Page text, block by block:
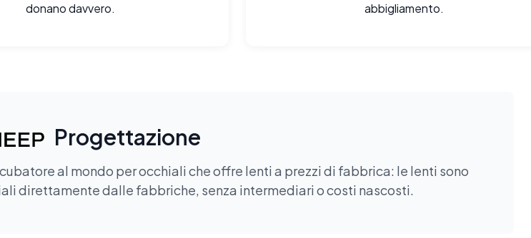
donano davvero.
abbigliamento.
Progettazione
al mondo per occhiali che offre lenti a prezzi di fabbrica: le lenti sono
direttamente dalle fabbriche, senza intermediari o costi nascosti.